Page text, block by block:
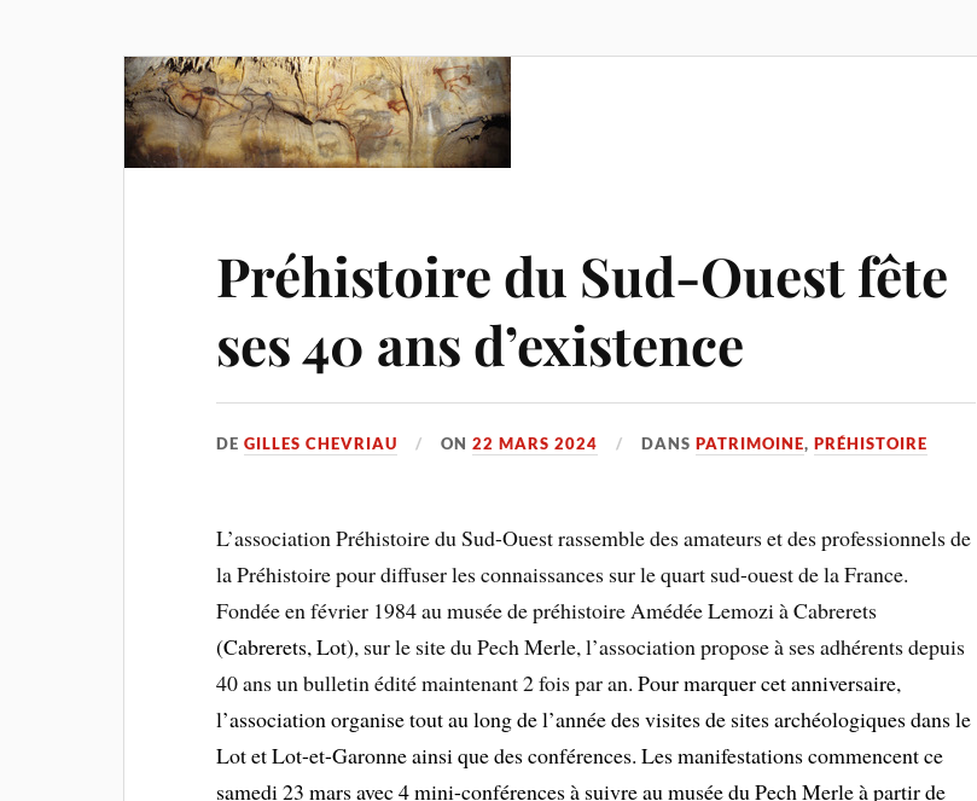
Préhistoire du Sud-Ouest fête
ses 40 ans d’existence
DEGILLES CHEVRIAU ON22 MARS 2024 DANSPATRIMOINE,PRÉHISTOIRE
L’association Préhistoire du Sud-Ouest rassemble des amateurs et des professionnels de
la Préhistoire pour diffuser les connaissances sur le quart sud-ouest de la France.
Fondée en février 1984 au musée de préhistoire Amédée Lemozi à Cabrerets
(Cabrerets, Lot), sur le site du Pech Merle, l’association propose à ses adhérents depuis
40 ans un bulletin édité maintenant 2 fois par an.Pour marquer cet anniversaire,
l’association organise tout au long de l’année des visites de sites archéologiques dans le
Lot et Lot-et-Garonne ainsi que des conférences. Les manifestations commencent ce
samedi 23 mars avec 4 mini-conférences à suivre au musée du Pech Merle à partir de